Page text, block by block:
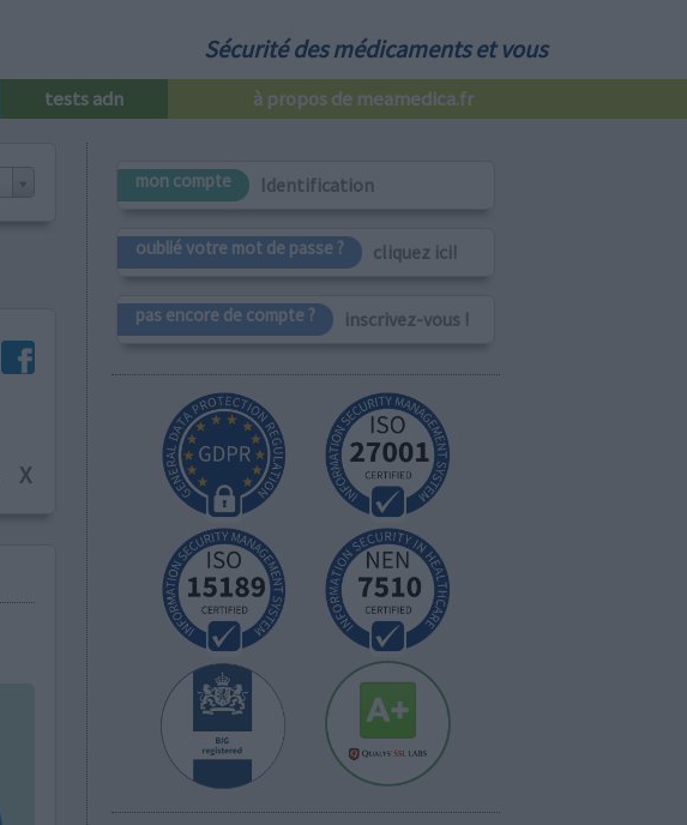
Sécurité des médicaments et vous
tests adn à propos de meamedica.fr
X
mon compte Identification
oublié votre mot de passe ? cliquez ici!
pas encore de compte ? inscrivez-vous !